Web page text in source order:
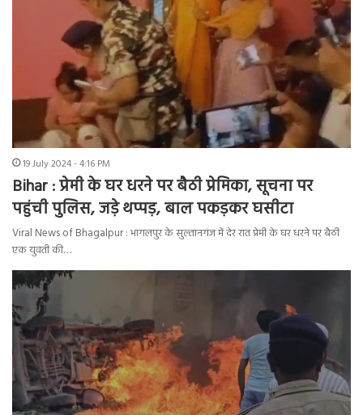
19 July 2024 - 4:16 PM
Bihar : प्रेमी के घर धरने पर बैठी प्रेमिका, सूचना पर
पहुंची पुलिस, जड़े थप्पड़, बाल पकड़कर घसीटा
Viral News of Bhagalpur : भागलपुर के सुल्तानगंज में देर रात प्रेमी के घर धरने पर बैठी
एक युवती की…